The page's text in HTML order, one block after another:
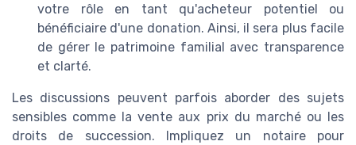
votre rôle en tant qu'acheteur potentiel ou
bénéficiaire d'une donation. Ainsi, il sera plus facile
de gérer le patrimoine familial avec transparence
et clarté.
Les discussions peuvent parfois aborder des sujets
sensibles comme la vente aux prix du marché ou les
droits de succession. Impliquez un notaire pour